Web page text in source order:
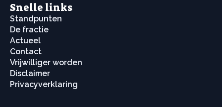
Snelle links
Standpunten
De fractie
Actueel
Contact
Vrijwilliger worden
Disclaimer
Privacyverklaring